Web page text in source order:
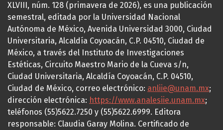
XLVIII, núm. 128 (primavera de 2026), es una publicación
semestral, editada por la Universidad Nacional
Autónoma de México, Avenida Universidad 3000, Ciudad
Universitaria, Alcaldía Coyoacán, C.P. 04510, Ciudad de
México, a través del Instituto de Investigaciones
Estéticas, Circuito Maestro Mario de la Cueva s/n,
Ciudad Universitaria, Alcaldía Coyoacán, C.P. 04510,
Ciudad de México, correo electrónico: anliie@unam.mx;
dirección electrónica: https://www.analesiie.unam.mx;
teléfonos (55)5622.7250 y (55)5622.6999. Editora
responsable: Claudia Garay Molina. Certificado de